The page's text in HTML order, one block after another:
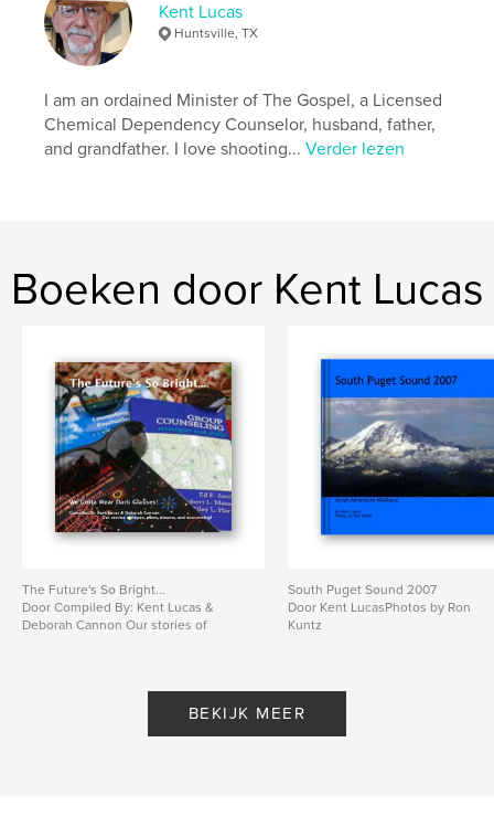
Kent Lucas
Huntsville, TX
I am an ordained Minister of The Gospel, a Licensed
Chemical Dependency Counselor, husband, father,
and grandfather. I love shooting...Verder lezen
Boeken door Kent Lucas
The Future's So Bright...
Door Compiled By: Kent Lucas &
Deborah Cannon Our stories of
South Puget Sound 2007
Door Kent LucasPhotos by Ron
Kuntz
BEKIJK MEER